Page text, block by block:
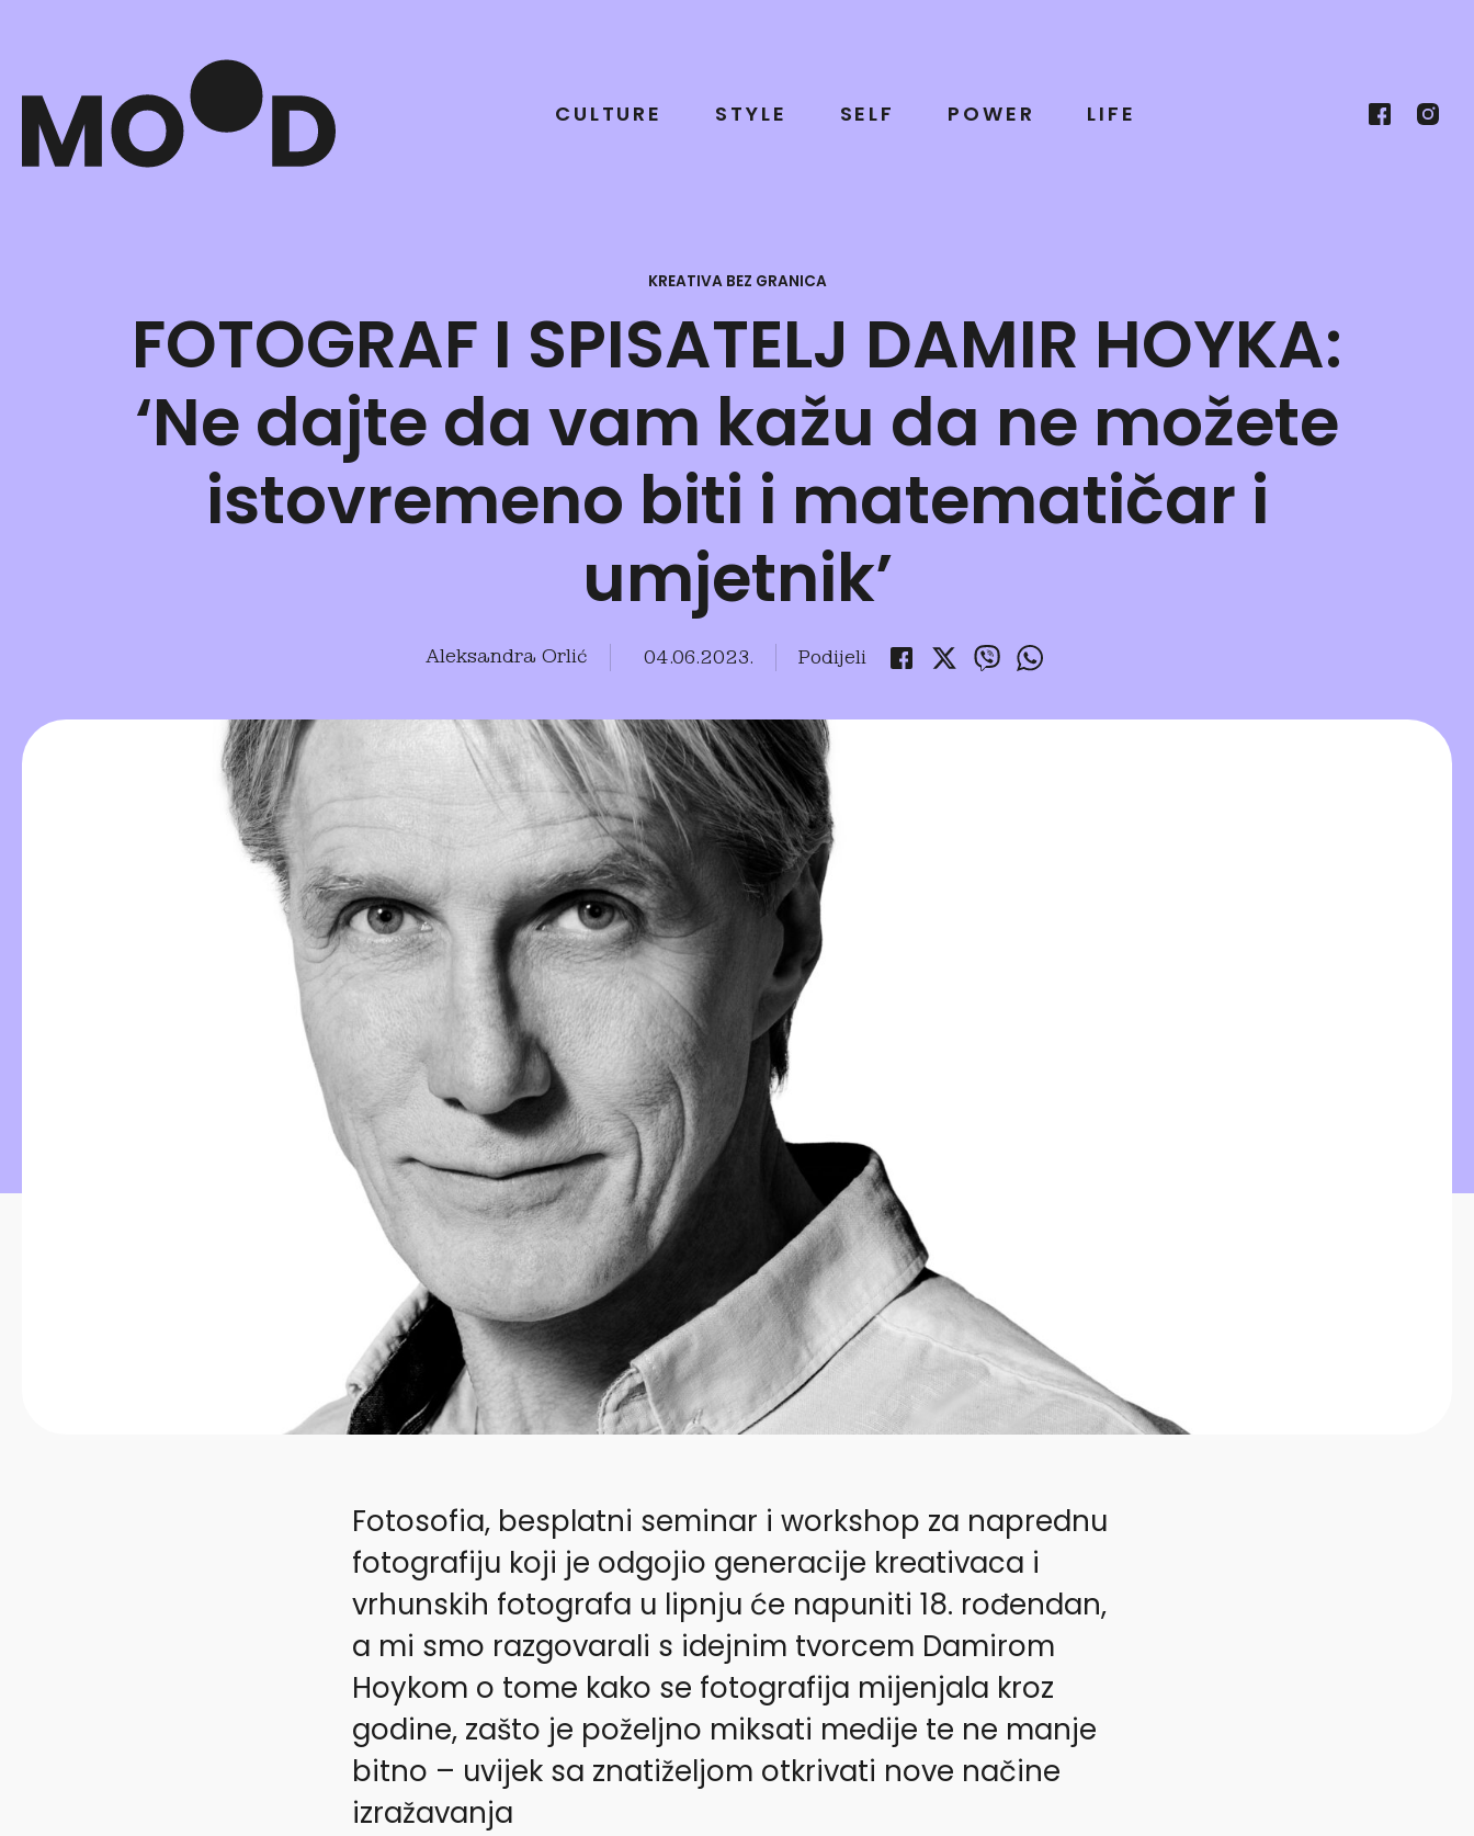
CULTURE STYLE SELF POWER LIFE
KREATIVA BEZ GRANICA
FOTOGRAF I SPISATELJ DAMIR HOYKA:
‘Ne dajte da vam kažu da ne možete
istovremeno biti i matematičar i
umjetnik’
Aleksandra Orlić 04.06.2023. Podijeli
Fotosofia, besplatni seminar i workshop za naprednu
fotografiju koji je odgojio generacije kreativaca i
vrhunskih fotografa u lipnju će napuniti 18. rođendan,
a mi smo razgovarali s idejnim tvorcem Damirom
Hoykom o tome kako se fotografija mijenjala kroz
godine, zašto je poželjno miksati medije te ne manje
bitno – uvijek sa znatiželjom otkrivati nove načine
izražavanja